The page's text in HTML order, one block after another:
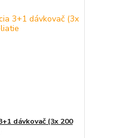
dávkovač (3x 200